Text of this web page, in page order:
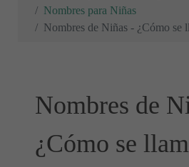
Nombres para Niñas
Nombres de Niñas - ¿Cómo se
Nombres de
¿Cómo se